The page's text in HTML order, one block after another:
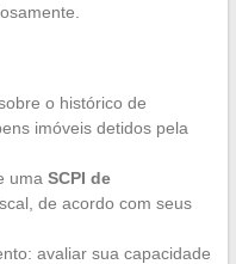
o histórico de
imóveis detidos pela
uma SCPI de
de acordo com seus
avaliar sua capacidade